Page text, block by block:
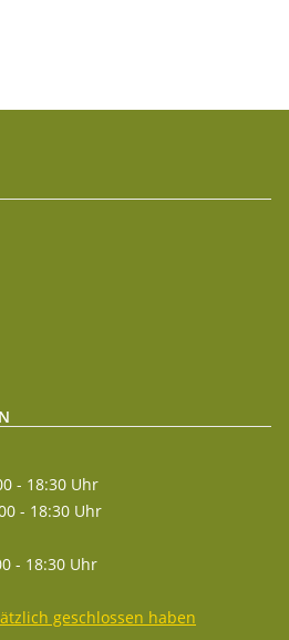
- 18:30 Uhr
- 18:30 Uhr
- 18:30 Uhr
geschlossen haben